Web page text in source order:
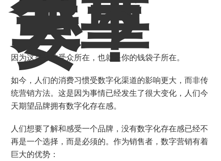
关重
要？
因为这是你的受众所在，也就是你的钱袋子所在。
如今，人们的消费习惯受数字化渠道的影响更大，而非传
统营销方法。这是因为事情已经发生了很大变化，人们今
天期望品牌拥有数字化存在感。
人们想要了解和感受一个品牌，没有数字化存在感已经不
再是一个选择，而是必须的。作为销售者，数字营销有着
巨大的优势：